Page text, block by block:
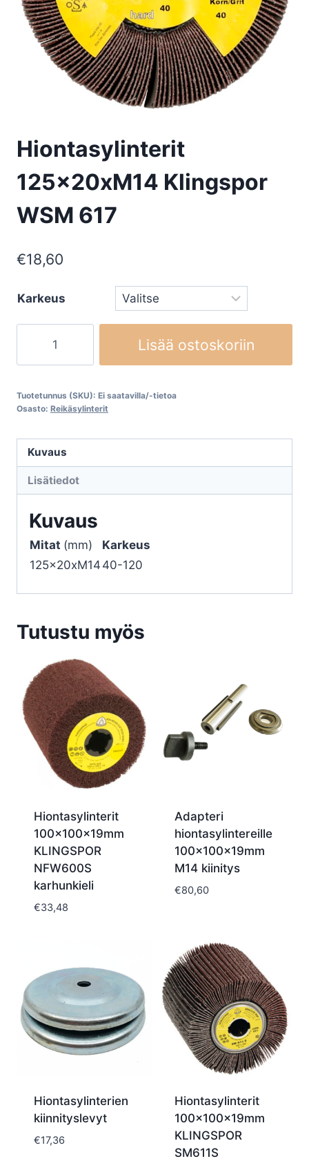
Hiontasylinterit
125x20xM14 Klingspor
WSM 617
€18,60
Karkeus
125x20xM14
Klingspor
617
Lisää ostoskoriin
Tuotetunnus (SKU): Ei saatavilla/-tietoa
Osasto: Reikäsylinterit
Kuvaus
Lisätiedot
Kuvaus
Mitat (mm)
Karkeus
125x20xM14 40-120
Tutustu myös
Hiontasylinterit
100x100x19mm
KLINGSPOR
NFW600S
karhunkieli
€33,48
Adapteri
hiontasylintereille
100x100x19mm
M14 kiinitys
€80,60
Hiontasylinterien
kiinnityslevyt
€17,36
Hiontasylinterit
100x100x19mm
KLINGSPOR
SM611S